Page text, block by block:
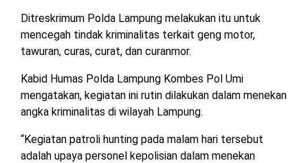
PESISIR
BARAT
TULANG
BAWANG
TULANG
BAWANG
LAMTIM
DPRD
UTARA
DPRD
MESUJI
Ditreskrimum Polda Lampung melakukan itu untuk
mencegah tindak kriminalitas terkait geng motor,
tawuran, curas, curat, dan curanmor.
Kabid Humas Polda Lampung Kombes Pol Umi
mengatakan, kegiatan ini rutin dilakukan dalam menekan
angka kriminalitas di wilayah Lampung.
“Kegiatan patroli hunting pada malam hari tersebut
adalah upaya personel kepolisian dalam menekan